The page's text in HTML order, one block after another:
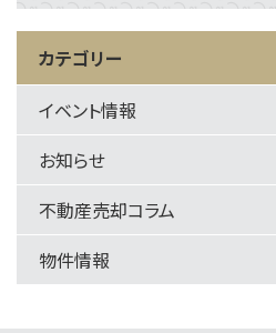
カテゴリー
イベント情報
お知らせ
不動産売却コラム
物件情報